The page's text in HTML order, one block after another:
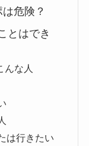
危険？
とはでき
んな人
は行きたい